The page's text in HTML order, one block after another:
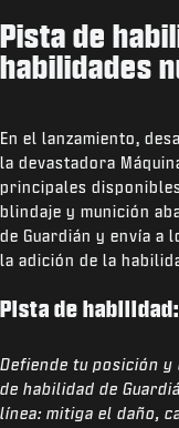
Pista de
habilidades
En el lanzamiento,
la devastadora
principales
blindaje y munición
de Guardián y envía a
la adición de la
Pista de
Defiende tu posición
de habilidad de
línea: mitiga el daño,